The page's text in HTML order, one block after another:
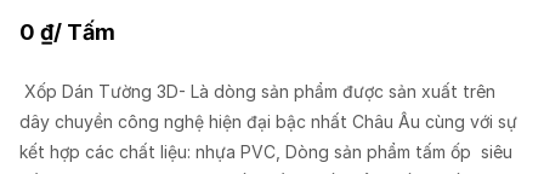
0 ₫/ Tấm
Xốp Dán Tường 3D- Là dòng sản phẩm được sản xuất trên
dây chuyền công nghệ hiện đại bậc nhất Châu Âu cùng với sự
kết hợp các chất liệu: nhựa PVC, Dòng sản phẩm tấm ốp siêu